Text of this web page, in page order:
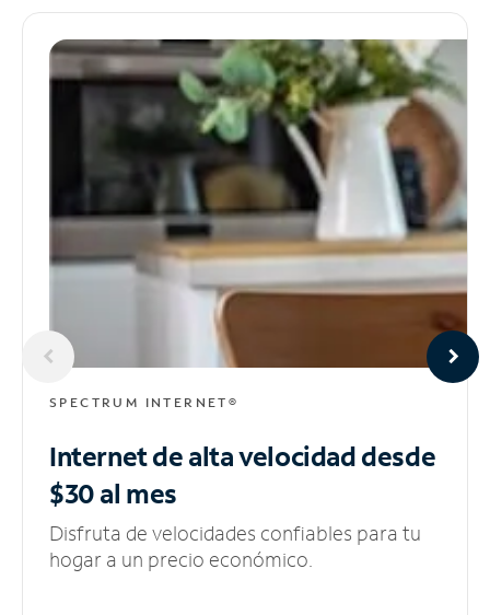
SPECTRUM INTERNET®
Internet de alta velocidaddesde
$30 al mes
Disfruta de velocidades confiables para tu
hogar a un precio económico.